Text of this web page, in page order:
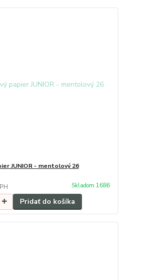
JUNIOR - mentolový 26
Skladom 1686
Pridať do košíka